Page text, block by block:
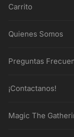
Carrito
Quienes Somos
Preguntas
¡Contactanos!
Magic The